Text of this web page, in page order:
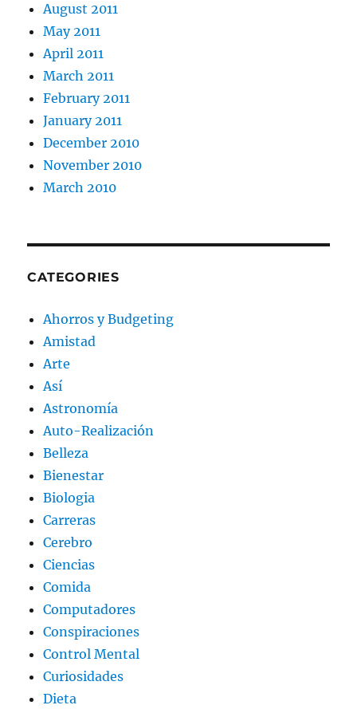
August 2011
May 2011
April 2011
March 2011
February 2011
January 2011
December 2010
November 2010
March 2010
CATEGORIES
Ahorros y Budgeting
Amistad
Arte
Así
Astronomía
Auto-Realización
Belleza
Bienestar
Biologia
Carreras
Cerebro
Ciencias
Comida
Computadores
Conspiraciones
Control Mental
Curiosidades
Dieta